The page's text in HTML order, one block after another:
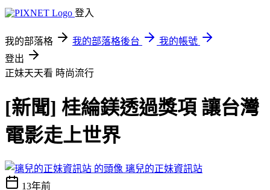
登入
我的部落格 我的部落格後台
我的帳號
登出
正妹天天看 時尚流行
[新聞] 桂綸鎂透過獎項 讓台灣
電影走上世界
璃兒的正妹資訊站
13年前